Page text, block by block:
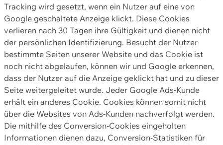
Tracking wird gesetzt, wenn ein Nutzer auf eine von
Google geschaltete Anzeige klickt. Diese Cookies
verlieren nach 30 Tagen ihre Gültigkeit und dienen nicht
der persönlichen Identifizierung. Besucht der Nutzer
bestimmte Seiten unserer Website und das Cookie ist
noch nicht abgelaufen, können wir und Google erkennen,
dass der Nutzer auf die Anzeige geklickt hat und zu dieser
Seite weitergeleitet wurde. Jeder Google Ads-Kunde
erhält ein anderes Cookie. Cookies können somit nicht
über die Websites von Ads-Kunden nachverfolgt werden.
Die mithilfe des Conversion-Cookies eingeholten
Informationen dienen dazu, Conversion-Statistiken für